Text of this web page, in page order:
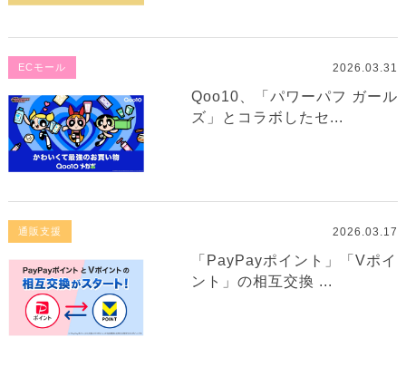
ECモール 2026.03.31
Qoo10、「パワーパフ ガール
ズ」とコラボしたセ...
通販支援 2026.03.17
「PayPayポイント」「Vポイ
ント」の相互交換 ...